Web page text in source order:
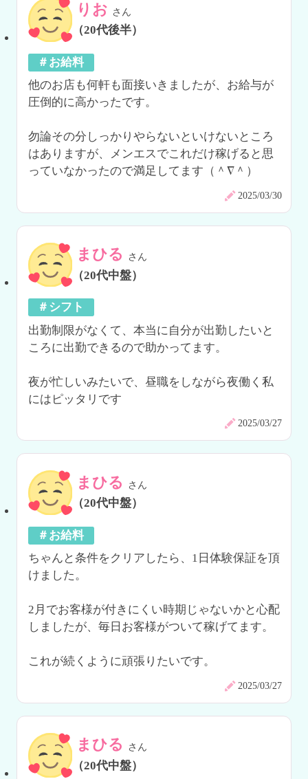
りお さん
（20代後半）
＃お給料
他のお店も何軒も面接いきましたが、お給与が
圧倒的に高かったです。
勿論その分しっかりやらないといけないところ
はありますが、メンエスでこれだけ稼げると思
っていなかったので満足してます（＾∇＾）
2025/03/30
まひる さん
（20代中盤）
＃シフト
出勤制限がなくて、本当に自分が出勤したいと
ころに出勤できるので助かってます。
夜が忙しいみたいで、昼職をしながら夜働く私
にはピッタリです
2025/03/27
まひる さん
（20代中盤）
＃お給料
ちゃんと条件をクリアしたら、1日体験保証を頂
けました。
2月でお客様が付きにくい時期じゃないかと心配
しましたが、毎日お客様がついて稼げてます。
これが続くように頑張りたいです。
2025/03/27
まひる さん
（20代中盤）